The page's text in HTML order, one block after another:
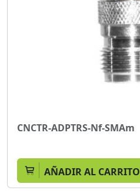
CNCTR-ADPTRS-Nf-SMAm
AÑADIR AL CARRITO